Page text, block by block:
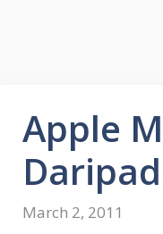
Apple
March 2, 2011